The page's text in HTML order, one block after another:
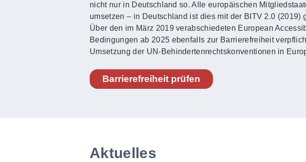
nicht nur in Deutschland so. Alle europäischen
umsetzen – in Deutschland ist dies mit der BITV 2.0
Über den im März 2019 verabschiedeten European
Bedingungen ab 2025 ebenfalls zur Barrierefreiheit
Umsetzung der UN-Behindertenrechtskonventionen in
Barrierefreiheit prüfen
Aktuelles